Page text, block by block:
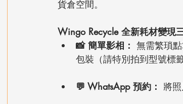
貨倉空間。
Wingo Recycle 全新耗材變現
📸 簡單影相： 無需繁瑣
包裝（請特別拍到型號標
💬 WhatsApp 預約： 將